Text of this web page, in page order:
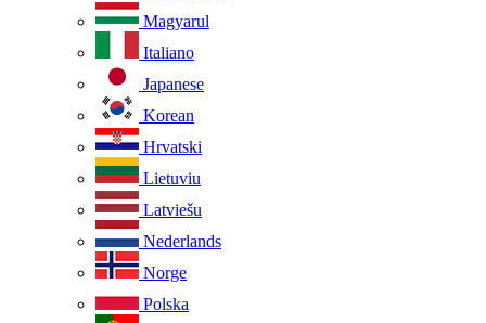
Magyarul
Italiano
Japanese
Korean
Hrvatski
Lietuviu
Latviešu
Nederlands
Norge
Polska